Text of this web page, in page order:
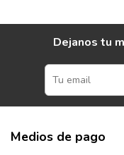
Dejanos tu
Medios de pago